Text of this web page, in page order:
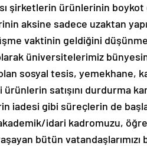
şirketlerin ürünlerinin boykot
aksine sadece uzaktan
vaktinin geldiğini
üniversitelerimiz
sosyal tesis, yemekhane,
satışını durdurma
iadesi gibi süreçlerin de
idari kadromuzu,
bütün